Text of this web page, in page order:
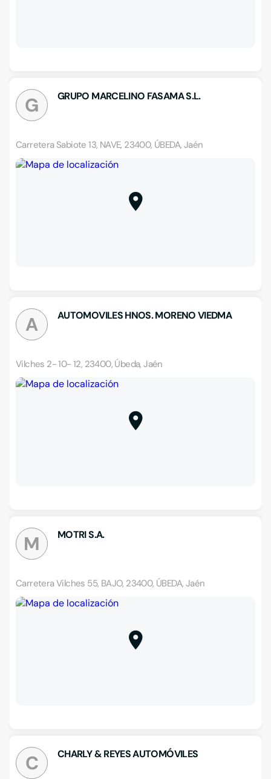
G GRUPO MARCELINO FASAMA S.L.
Carretera Sabiote 13, NAVE, 23400, ÚBEDA, Jaén
A AUTOMOVILES HNOS. MORENO VIEDMA
Vilches 2- 10- 12, 23400, Úbeda, Jaén
M MOTRI S.A.
Carretera Vilches 55, BAJO, 23400, ÚBEDA, Jaén
C CHARLY & REYES AUTOMÓVILES